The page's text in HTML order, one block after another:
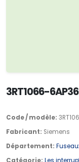
3RT1066-
Code / modèle:
Fabricant: Siemens
Département: